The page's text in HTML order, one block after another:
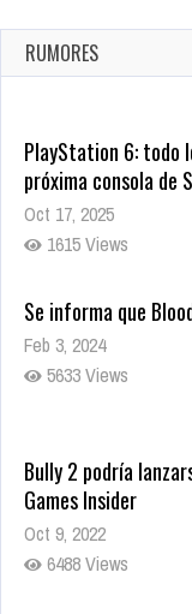
Ago 8, 2021
10008 Views
RUMORES
PlayStation 6: todo
próxima consola de
Oct 17, 2025
1615 Views
Se informa que
Feb 3, 2024
5633 Views
Bully 2 podría
Games Insider
Oct 9, 2022
6488 Views